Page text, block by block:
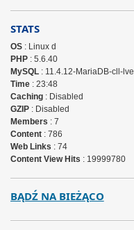
STATS
OS: Linux d
PHP: 5.6.40
MySQL: 11.4.12-MariaDB-cll-lve
Time: 23:48
Caching: Disabled
GZIP: Disabled
Members : 7
Content: 786
Web Links : 74
Content View Hits : 19999780
BĄDŹ NA BIEŻĄCO